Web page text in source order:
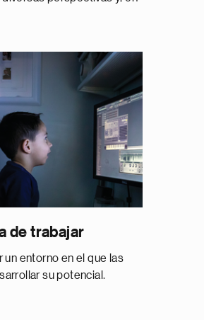
de trabajar
un entorno en el que las
su potencial.